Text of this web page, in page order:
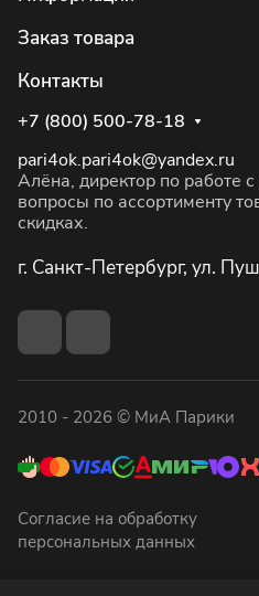
Заказ товара
Контакты
+7 (800) 500-78-18
pari4ok.pari4ok@yandex.ru
Алёна, директор по работе
вопросы по ассортименту
скидках.
г. Санкт-Петербург, ул.
2010 - 2026 © МиА Парики
Согласие на обработку
персональных данных